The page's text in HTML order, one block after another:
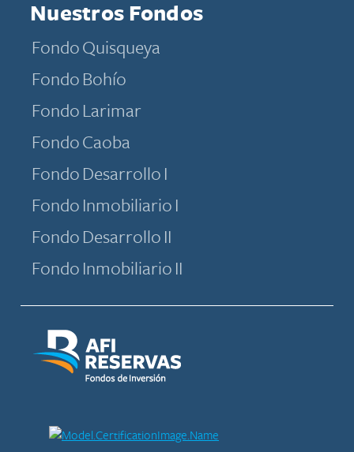
Nuestros Fondos
Fondo Quisqueya
Fondo Bohío
Fondo Larimar
Fondo Caoba
Fondo Desarrollo I
Fondo Inmobiliario I
Fondo Desarrollo II
Fondo Inmobiliario II